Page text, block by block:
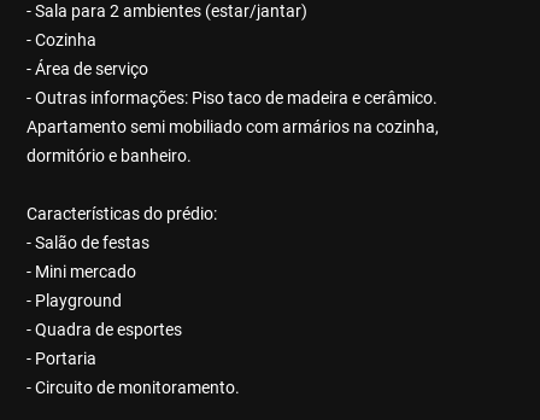
- Sala para 2 ambientes (estar/jantar)
- Cozinha
- Área de serviço
- Outras informações: Piso taco de madeira e cerâmico.
Apartamento semi mobiliado com armários na cozinha,
dormitório e banheiro.
Características do prédio:
- Salão de festas
- Mini mercado
- Playground
- Quadra de esportes
- Portaria
- Circuito de monitoramento.